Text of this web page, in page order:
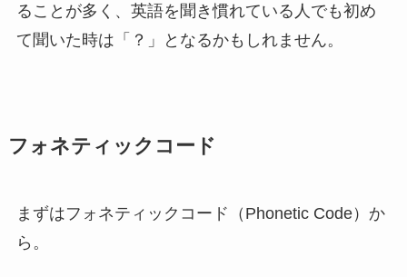
ることが多く、英語を聞き慣れている人でも初め
て聞いた時は「？」となるかもしれません。
フォネティックコード
まずはフォネティックコード（Phonetic Code）か
ら。